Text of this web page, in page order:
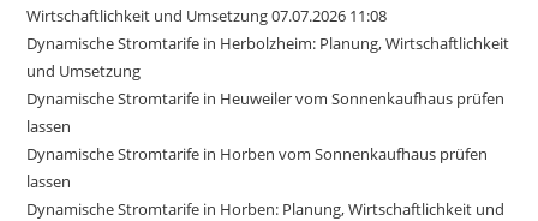
Wirtschaftlichkeit und Umsetzung 07.07.2026 11:08
Dynamische Stromtarife in Herbolzheim: Planung, Wirtschaftlichkeit
und Umsetzung
Dynamische Stromtarife in Heuweiler vom Sonnenkaufhaus prüfen
lassen
Dynamische Stromtarife in Horben vom Sonnenkaufhaus prüfen
lassen
Dynamische Stromtarife in Horben: Planung, Wirtschaftlichkeit und